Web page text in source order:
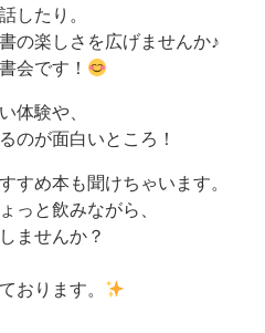
したり。
の楽しさを広げませんか♪
会です！
体験や、
のが面白いところ！
すめ本も聞けちゃいます。
っと飲みながら、
ませんか？
おります。